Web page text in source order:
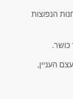
הנפוצות
כושר.
העניין,